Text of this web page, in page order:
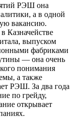
РЭШ она
а в одной
вакансию.
Казначействе
выпуском
фабриками
— она очень
понимания
а также
РЭШ. За два года
по грейду,
открывает